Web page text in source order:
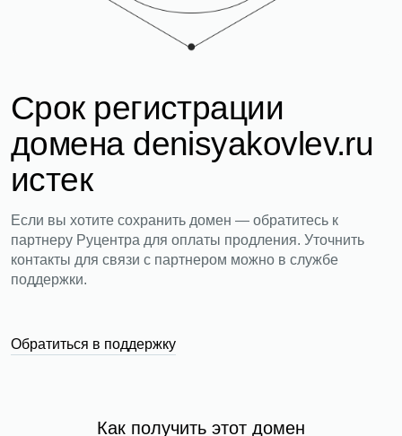
Срок регистрации
домена denisyakovlev.ru
истек
Если вы хотите сохранить домен — обратитесь к
партнеру Руцентра для оплаты продления. Уточнить
контакты для связи с партнером можно в службе
поддержки.
Обратиться в поддержку
Как получить этот домен